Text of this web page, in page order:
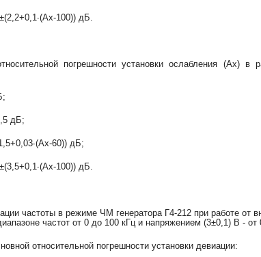
100)) дБ.
погрешности установки ослабления (Ax) в
дБ;
60)) дБ;
100)) дБ.
частоты в режиме ЧМ генератора Г4-212 при работе от
частот от 0 до 100 кГц и напряжением (3±0,1) В -
относительной погрешности установки девиации: